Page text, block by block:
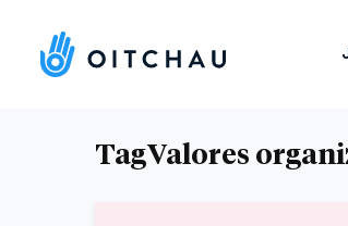
TagValores